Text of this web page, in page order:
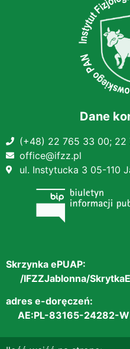
Dane
(+48) 22 765 33 00; 22
office@ifzz.pl
ul. Instytucka 3 05-110
Skrzynka ePUAP:
/IFZZJablonna/
adres e-doręczeń:
AE:PL-83165-24282-